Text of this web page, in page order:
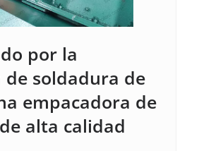
por la
soldadura de
empacadora de
alta calidad